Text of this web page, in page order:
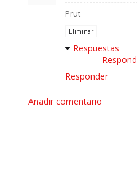
Prut
Eliminar
Respuestas
Responder
Añadir comentario